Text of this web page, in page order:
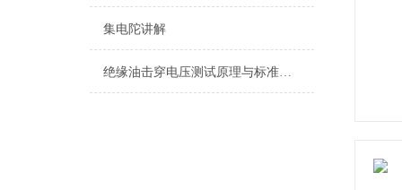
集电陀讲解
绝缘油击穿电压测试原理与标准步骤